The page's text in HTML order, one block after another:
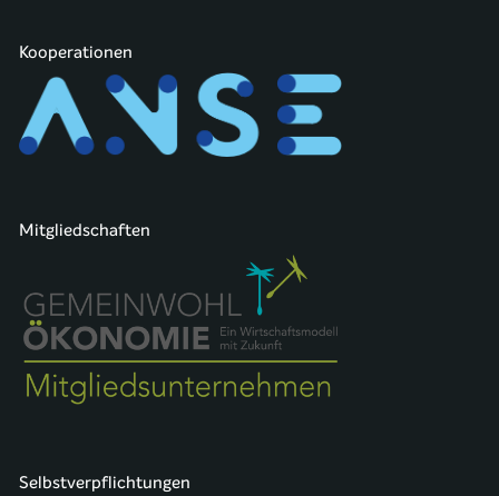
Kooperationen
Mitgliedschaften
Selbstverpflichtungen